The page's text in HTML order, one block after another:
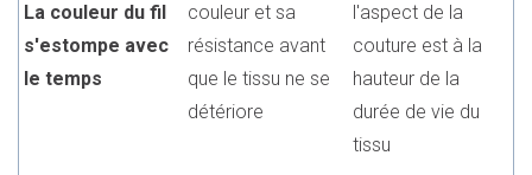
La couleur du fil
s'estompe avec
le temps
couleur et sa
résistance avant
que le tissu ne se
détériore
l'aspect de la
couture est à la
hauteur de la
durée de vie du
tissu